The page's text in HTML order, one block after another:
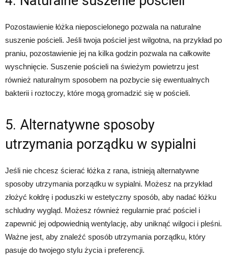
Pozostawienie łóżka nieposcielonego pozwala na naturalne
suszenie pościeli. Jeśli twoja pościel jest wilgotna, na przykład po
praniu, pozostawienie jej na kilka godzin pozwala na całkowite
wyschnięcie. Suszenie pościeli na świeżym powietrzu jest
również naturalnym sposobem na pozbycie się ewentualnych
bakterii i roztoczy, które mogą gromadzić się w pościeli.
5. Alternatywne sposoby
utrzymania porządku w sypialni
Jeśli nie chcesz ścierać łóżka z rana, istnieją alternatywne
sposoby utrzymania porządku w sypialni. Możesz na przykład
złożyć kołdrę i poduszki w estetyczny sposób, aby nadać łóżku
schludny wygląd. Możesz również regularnie prać pościel i
zapewnić jej odpowiednią wentylację, aby uniknąć wilgoci i pleśni.
Ważne jest, aby znaleźć sposób utrzymania porządku, który
pasuje do twojego stylu życia i preferencji.